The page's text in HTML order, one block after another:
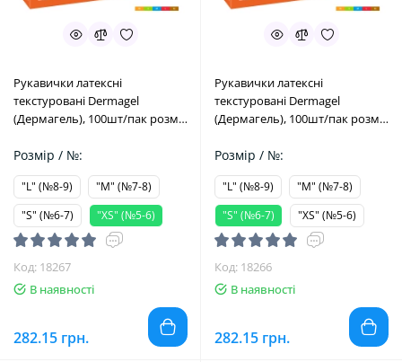
Рукавички латексні
текстуровані Dermagel
(Дермагель), 100шт/пак розм.=
Меркатор Медікал)
Розмір / №:
"L" (№8-9)
"M" (№7-8)
"S" (№6-7)
"XS" (№5-6)
Код: 18267
В наявності
282.15 грн.
Рукавички латексні
текстуровані Dermagel
(Дермагель), 100шт/пак розм.=
Меркатор Медікал)
Розмір / №:
"L" (№8-9)
"M" (№7-8)
"S" (№6-7)
"XS" (№5-6)
Код: 18266
В наявності
282.15 грн.